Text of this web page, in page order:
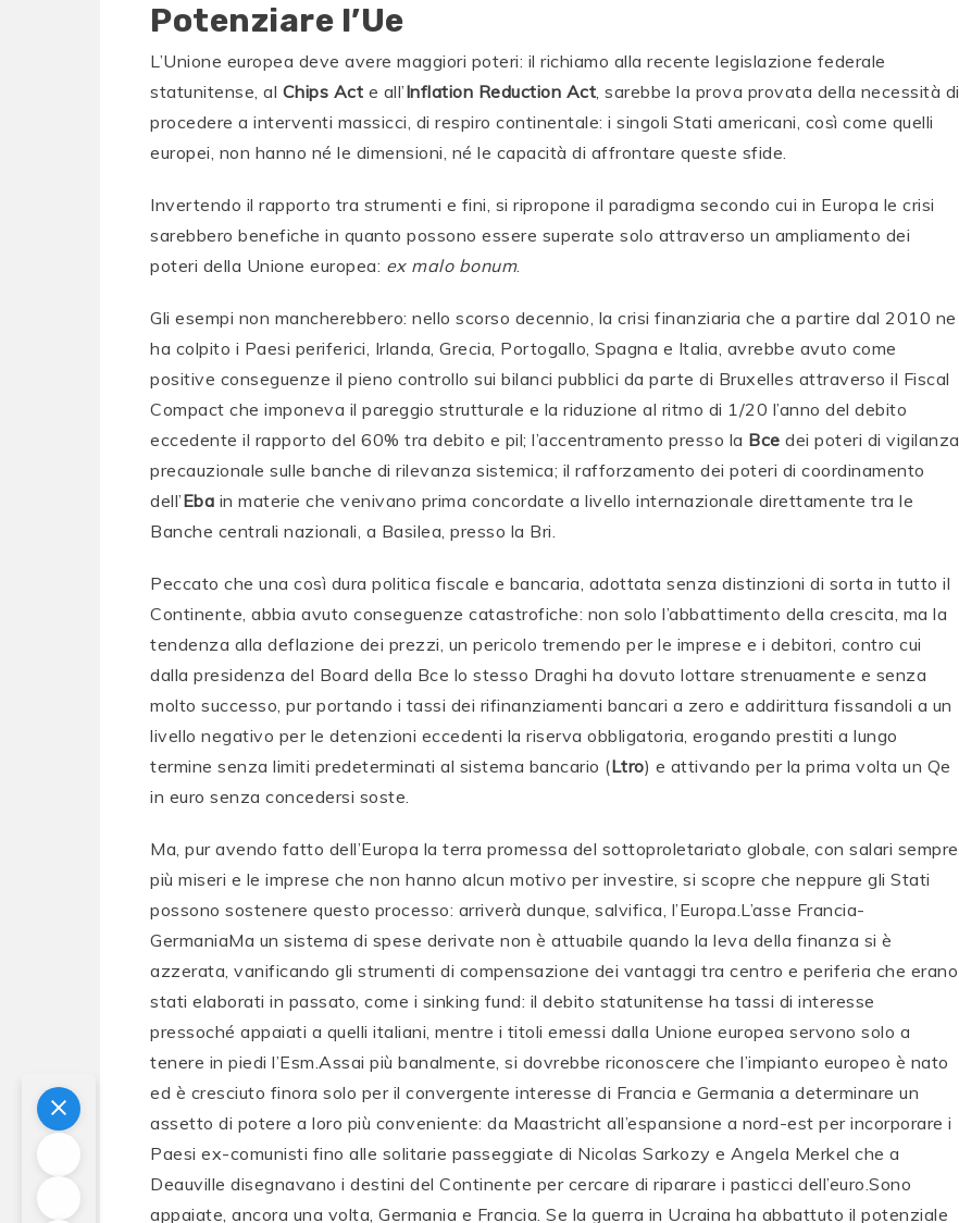
Potenziare l’Ue
L’Unione europea deve avere maggiori poteri: il richiamo alla recente legislazione federale
statunitense, al Chips Act e all’Inflation Reduction Act, sarebbe la prova provata della necessità di
procedere a interventi massicci, di respiro continentale: i singoli Stati americani, così come quelli
europei, non hanno né le dimensioni, né le capacità di affrontare queste sfide.
Invertendo il rapporto tra strumenti e fini, si ripropone il paradigma secondo cui in Europa le crisi
sarebbero benefiche in quanto possono essere superate solo attraverso un ampliamento dei
poteri della Unione europea: ex malo bonum.
Gli esempi non mancherebbero: nello scorso decennio, la crisi finanziaria che a partire dal 2010 ne
ha colpito i Paesi periferici, Irlanda, Grecia, Portogallo, Spagna e Italia, avrebbe avuto come
positive conseguenze il pieno controllo sui bilanci pubblici da parte di Bruxelles attraverso il Fiscal
Compact che imponeva il pareggio strutturale e la riduzione al ritmo di 1/20 l’anno del debito
eccedente il rapporto del 60% tra debito e pil; l’accentramento presso la Bce dei poteri di vigilanza
precauzionale sulle banche di rilevanza sistemica; il rafforzamento dei poteri di coordinamento
dell’Eba in materie che venivano prima concordate a livello internazionale direttamente tra le
Banche centrali nazionali, a Basilea, presso la Bri.
Peccato che una così dura politica fiscale e bancaria, adottata senza distinzioni di sorta in tutto il
Continente, abbia avuto conseguenze catastrofiche: non solo l’abbattimento della crescita, ma la
tendenza alla deflazione dei prezzi, un pericolo tremendo per le imprese e i debitori, contro cui
dalla presidenza del Board della Bce lo stesso Draghi ha dovuto lottare strenuamente e senza
molto successo, pur portando i tassi dei rifinanziamenti bancari a zero e addirittura fissandoli a un
livello negativo per le detenzioni eccedenti la riserva obbligatoria, erogando prestiti a lungo
termine senza limiti predeterminati al sistema bancario (Ltro) e attivando per la prima volta un Qe
in euro senza concedersi soste.
Ma, pur avendo fatto dell’Europa la terra promessa del sottoproletariato globale, con salari sempre
più miseri e le imprese che non hanno alcun motivo per investire, si scopre che neppure gli Stati
possono sostenere questo processo: arriverà dunque, salvifica, l’Europa.L’asse Francia-
GermaniaMa un sistema di spese derivate non è attuabile quando la leva della finanza si è
azzerata, vanificando gli strumenti di compensazione dei vantaggi tra centro e periferia che erano
stati elaborati in passato, come i sinking fund: il debito statunitense ha tassi di interesse
pressoché appaiati a quelli italiani, mentre i titoli emessi dalla Unione europea servono solo a
tenere in piedi l’Esm.Assai più banalmente, si dovrebbe riconoscere che l’impianto europeo è nato
ed è cresciuto finora solo per il convergente interesse di Francia e Germania a determinare un
assetto di potere a loro più conveniente: da Maastricht all’espansione a nord-est per incorporare i
Paesi ex-comunisti fino alle solitarie passeggiate di Nicolas Sarkozy e Angela Merkel che a
Deauville disegnavano i destini del Continente per cercare di riparare i pasticci dell’euro.Sono
appaiate, ancora una volta, Germania e Francia. Se la guerra in Ucraina ha abbattuto il potenziale